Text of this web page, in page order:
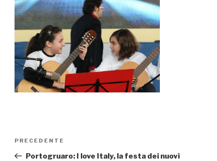
Articolo
precedente:
PRECEDENTE
Portogruaro: I love Italy, la festa dei nuovi